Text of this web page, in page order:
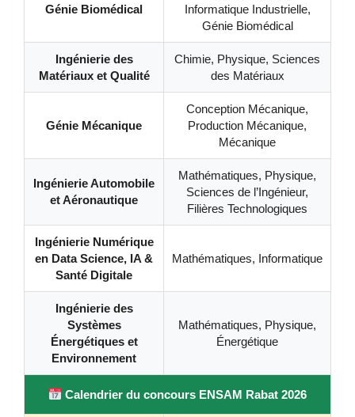
Génie Biomédical
Informatique Industrielle,
Génie Biomédical
Ingénierie des
Matériaux et Qualité
Chimie, Physique, Sciences
des Matériaux
Génie Mécanique
Conception Mécanique,
Production Mécanique,
Mécanique
Ingénierie Automobile
et Aéronautique
Mathématiques, Physique,
Sciences de l’Ingénieur,
Filières Technologiques
Ingénierie Numérique
en Data Science, IA &
Santé Digitale
Mathématiques, Informatique
Ingénierie des
Systèmes
Énergétiques et
Environnement
Mathématiques, Physique,
Énergétique
Calendrier du concours ENSAM Rabat 2026